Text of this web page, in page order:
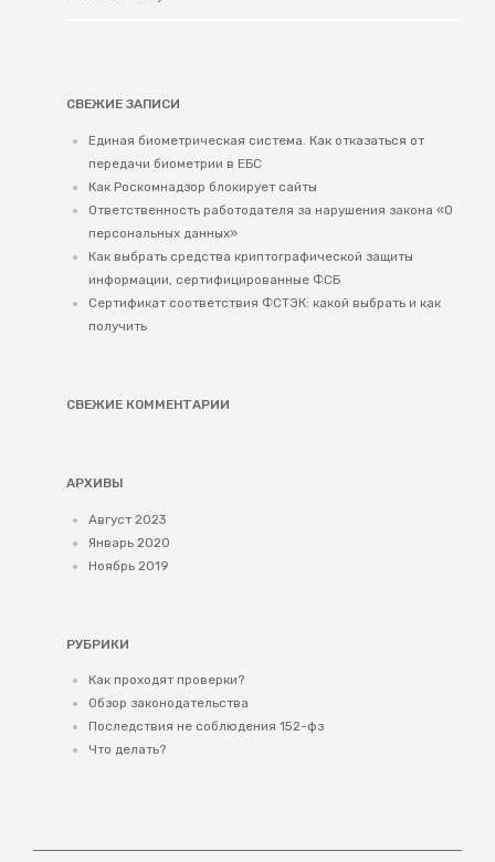
СВЕЖИЕ ЗАПИСИ
Единая биометрическая система. Как отказаться от
передачи биометрии в ЕБС
Как Роскомнадзор блокирует сайты
Ответственность работодателя за нарушения закона «О
персональных данных»
Как выбрать средства криптографической защиты
информации, сертифицированные ФСБ
Сертификат соответствия ФСТЭК: какой выбрать и как
получить
СВЕЖИЕ КОММЕНТАРИИ
АРХИВЫ
Август 2023
Январь 2020
Ноябрь 2019
РУБРИКИ
Как проходят проверки?
Обзор законодательства
Последствия не соблюдения 152-фз
Что делать?